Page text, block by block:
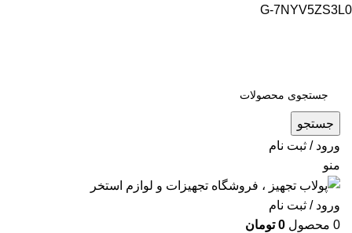
G-7NYV5ZS3L0
جستجو
ورود / ثبت نام
منو
ورود / ثبت نام
0 محصول 0 تومان